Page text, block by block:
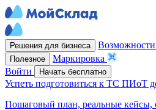
Решения для бизнеса Возможности
Полезное
Маркировка
Войти
Начать бесплатно
Успеть подготовиться к ТС ПИоТ
Пошаговый план, реальные кейсы,